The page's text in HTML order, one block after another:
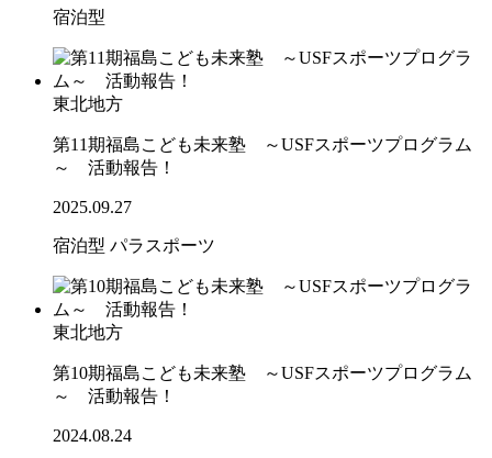
宿泊型
東北地方
第11期福島こども未来塾 ～USFスポーツプログラム
～ 活動報告！
2025.09.27
宿泊型 パラスポーツ
東北地方
第10期福島こども未来塾 ～USFスポーツプログラム
～ 活動報告！
2024.08.24